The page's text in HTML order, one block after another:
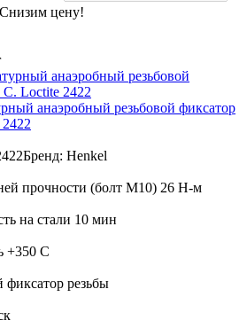
цену!
анаэробный резьбовой фиксатор
Бренд: Henkel
прочности (болт М10) 26 Н-м
на стали 10 мин
+350 С
резьбы